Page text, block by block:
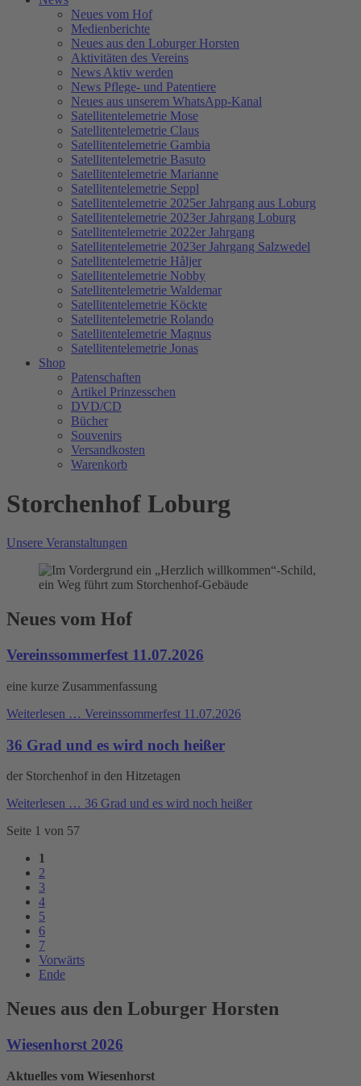
Neues vom Hof
Medienberichte
Neues aus den Loburger Horsten
Aktivitäten des Vereins
News Aktiv werden
News Pflege- und Patentiere
Neues aus unserem WhatsApp-Kanal
Satellitentelemetrie Mose
Satellitentelemetrie Claus
Satellitentelemetrie Gambia
Satellitentelemetrie Basuto
Satellitentelemetrie Marianne
Satellitentelemetrie Seppl
Satellitentelemetrie 2025er Jahrgang aus Loburg
Satellitentelemetrie 2023er Jahrgang Loburg
Satellitentelemetrie 2022er Jahrgang
Satellitentelemetrie 2023er Jahrgang Salzwedel
Satellitentelemetrie Håljer
Satellitentelemetrie Nobby
Satellitentelemetrie Waldemar
Satellitentelemetrie Köckte
Satellitentelemetrie Rolando
Satellitentelemetrie Magnus
Satellitentelemetrie Jonas
Shop
Patenschaften
Artikel Prinzesschen
DVD/CD
Bücher
Souvenirs
Versandkosten
Warenkorb
Storchenhof Loburg
Unsere Veranstaltungen
Neues vom Hof
Vereinssommerfest 11.07.2026
eine kurze Zusammenfassung
Weiterlesen … Vereinssommerfest 11.07.2026
36 Grad und es wird noch heißer
der Storchenhof in den Hitzetagen
Weiterlesen … 36 Grad und es wird noch heißer
Seite 1 von 57
1
2
3
4
5
6
7
Vorwärts
Ende
Neues aus den Loburger Horsten
Wiesenhorst 2026
Aktuelles vom Wiesenhorst